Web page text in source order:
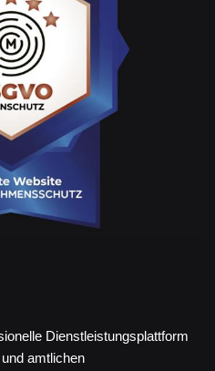
Dienstleistungsplattform
amtlichen